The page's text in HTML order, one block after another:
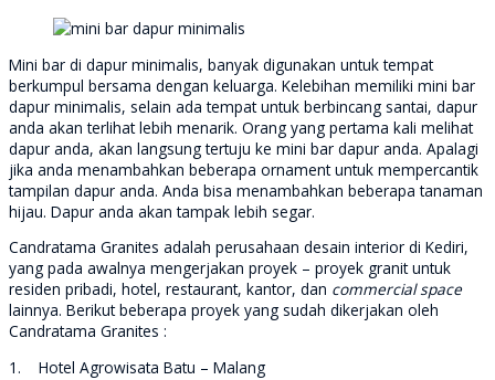
Mini bar di dapur minimalis, banyak digunakan untuk tempat
berkumpul bersama dengan keluarga. Kelebihan memiliki mini bar
dapur minimalis, selain ada tempat untuk berbincang santai, dapur
anda akan terlihat lebih menarik. Orang yang pertama kali melihat
dapur anda, akan langsung tertuju ke mini bar dapur anda. Apalagi
jika anda menambahkan beberapa ornament untuk mempercantik
tampilan dapur anda. Anda bisa menambahkan beberapa tanaman
hijau. Dapur anda akan tampak lebih segar.
Candratama Granites adalah perusahaan desain interior di Kediri,
yang pada awalnya mengerjakan proyek – proyek granit untuk
residen pribadi, hotel, restaurant, kantor, dan commercial space
lainnya. Berikut beberapa proyek yang sudah dikerjakan oleh
Candratama Granites :
1. Hotel Agrowisata Batu – Malang